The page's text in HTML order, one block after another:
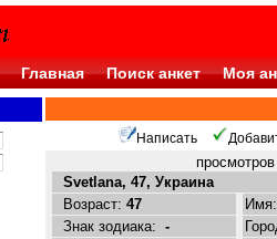
Главная Поиск анкет Моя
Написать
Svetlana, 47, Украина
Возраст: 47
Знак зодиака: -